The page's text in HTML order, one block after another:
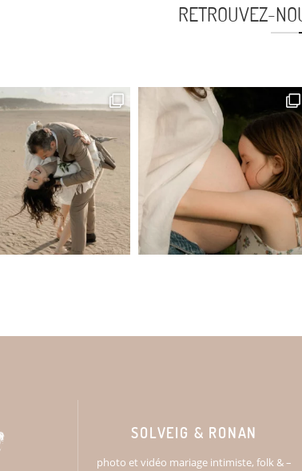
RETROUVEZ-
SOLVEIG & RONAN
photo et vidéo mariage intimiste, folk & –